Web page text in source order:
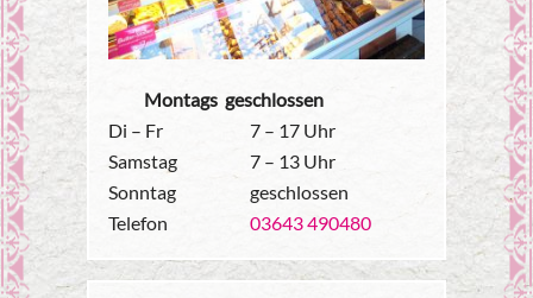
Montags geschlossen
Di – Fr
7 – 17 Uhr
Samstag
7 – 13 Uhr
Sonntag
geschlossen
Telefon
03643 490480